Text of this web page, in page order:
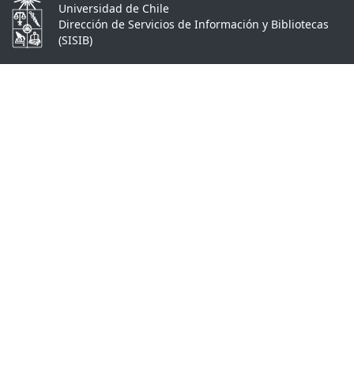
Universidad de Chile
Dirección de Servicios de Información y Bibliotecas
(SISIB)